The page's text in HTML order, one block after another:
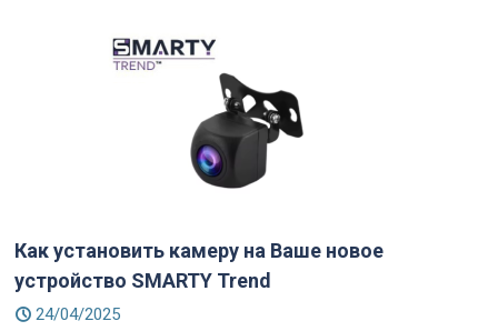
Как установить камеру на Ваше новое
устройство SMARTY Trend
24/04/2025